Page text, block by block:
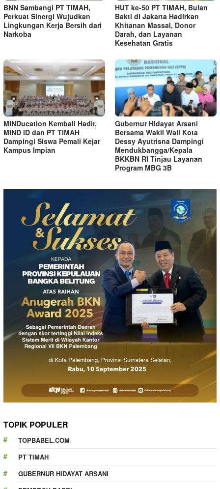
BNN Sambangi PT TIMAH,
Perkuat Sinergi Wujudkan
Lingkungan Kerja Bersih dari
Narkoba
HUT ke-50 PT TIMAH, Bulan
Bakti di Jakarta Hadirkan
Khitanan Massal, Donor
Darah, dan Layanan
Kesehatan Gratis
MINDucation Kembali Hadir,
MIND ID dan PT TIMAH
Dampingi Siswa Pemali Kejar
Kampus Impian
Gubernur Hidayat Arsani
Bersama Wakil Wali Kota
Dessy Ayutrisna Dampingi
Mendukbangga/Kepala
BKKBN RI Tinjau Layanan
Program MBG 3B
TOPIK POPULER
TOPBABEL.COM
PT TIMAH
GUBERNUR HIDAYAT ARSANI